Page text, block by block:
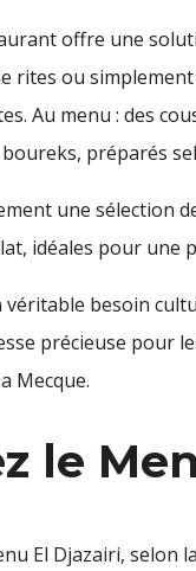
offre une
ou
Au menu : des
préparés
une sélection
idéales pour
véritable besoin
précieuse
Mecque.
le
El Djazairi, selon